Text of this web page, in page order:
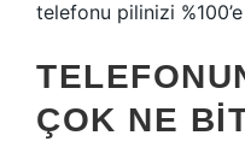
telefonu pilinizi
ÇOK NE